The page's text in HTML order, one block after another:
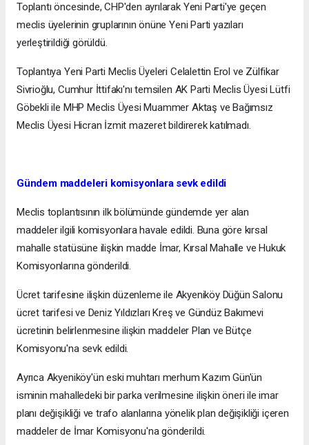
Toplantı öncesinde, CHP'den ayrılarak Yeni Parti'ye geçen
meclis üyelerinin gruplarının önüne Yeni Parti yazıları
yerleştirildiği görüldü.
Toplantıya Yeni Parti Meclis Üyeleri Celalettin Erol ve Zülfikar
Sivrioğlu, Cumhur İttifakı'nı temsilen AK Parti Meclis Üyesi Lütfi
Göbekli ile MHP Meclis Üyesi Muammer Aktaş ve Bağımsız
Meclis Üyesi Hicran İzmit mazeret bildirerek katılmadı.
Gündem maddeleri komisyonlara sevk edildi
Meclis toplantısının ilk bölümünde gündemde yer alan
maddeler ilgili komisyonlara havale edildi. Buna göre kırsal
mahalle statüsüne ilişkin madde İmar, Kırsal Mahalle ve Hukuk
Komisyonlarına gönderildi.
Ücret tarifesine ilişkin düzenleme ile Akyeniköy Düğün Salonu
ücret tarifesi ve Deniz Yıldızları Kreş ve Gündüz Bakımevi
ücretinin belirlenmesine ilişkin maddeler Plan ve Bütçe
Komisyonu'na sevk edildi.
Ayrıca Akyeniköy'ün eski muhtarı merhum Kazım Gün'ün
isminin mahalledeki bir parka verilmesine ilişkin öneri ile imar
planı değişikliği ve trafo alanlarına yönelik plan değişikliği içeren
maddeler de İmar Komisyonu'na gönderildi.